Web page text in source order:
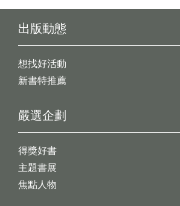
出版動態
想找好活動
新書特推薦
嚴選企劃
得獎好書
主題書展
焦點人物